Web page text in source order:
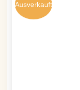
Ausverkauft